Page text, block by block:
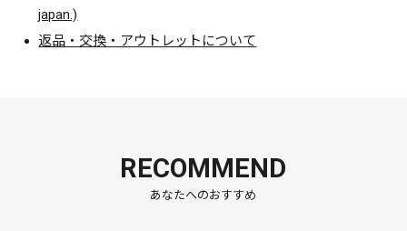
japan.)
返品・交換・アウトレットについて
RECOMMEND
あなたへのおすすめ